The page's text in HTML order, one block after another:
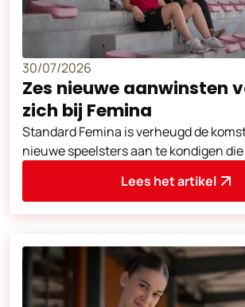
30/07/2026
Zes nieuwe aanwinsten
zich bij Femina
Standard Femina is verheugd de
nieuwe speelsters aan te kondigen
Lees het artikel